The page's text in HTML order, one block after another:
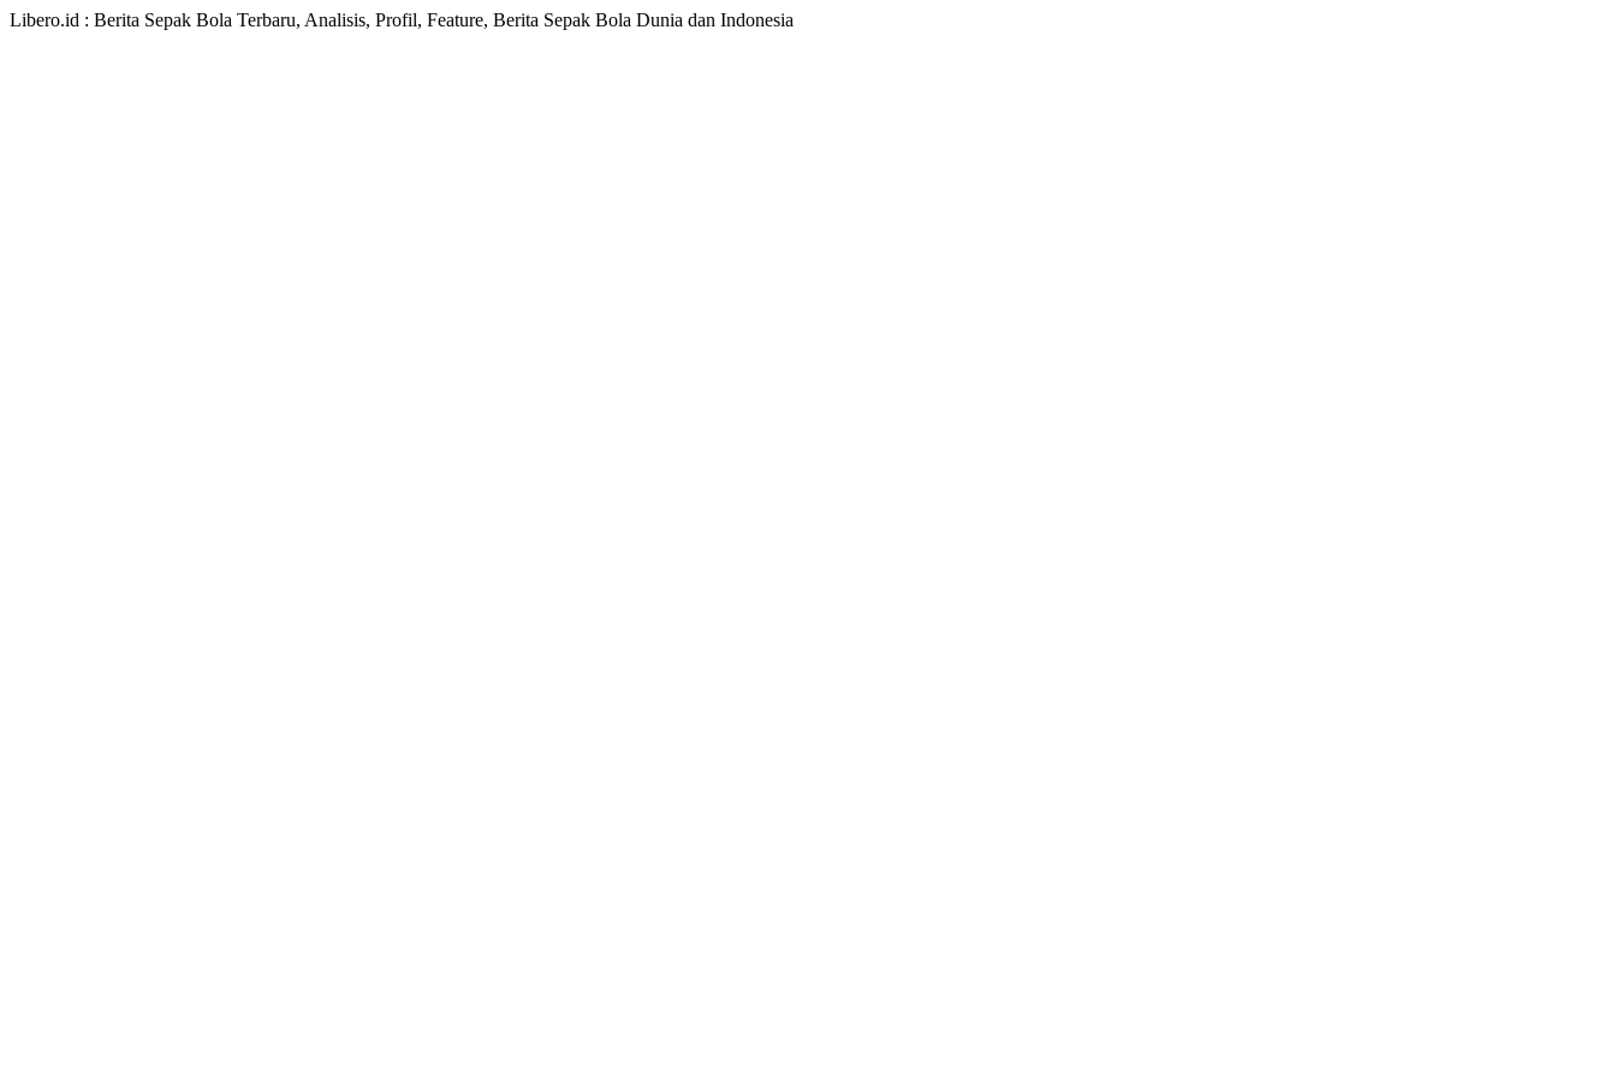
Libero.id : Berita Sepak Bola Terbaru, Analisis, Profil, Feature, Berita Sepak Bola Dunia dan Indonesia